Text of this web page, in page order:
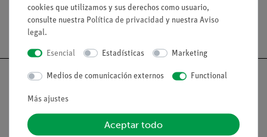
Nach oben
cookies que utilizamos y sus derechos como usuario,
consulte nuestra Política de privacidad y nuestra Aviso
legal.
Esencial Estadísticas Marketing
Medios de comunicación externos Functional
Más ajustes
Aceptar todo